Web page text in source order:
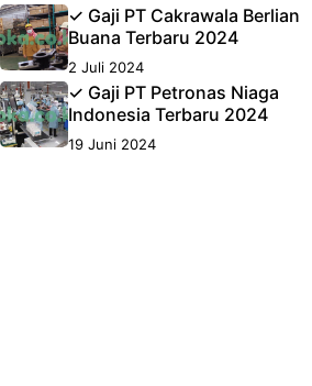
✓ Gaji PT Cakrawala Berlian
Buana Terbaru 2024
2 Juli 2024
✓ Gaji PT Petronas Niaga
Indonesia Terbaru 2024
19 Juni 2024